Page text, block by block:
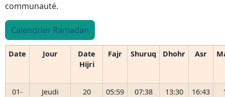
communauté.
Calendrier Ramadan
Date Jour
Date
Hijri
Fajr Shuruq Dhohr Asr
01-
Jeudi
20
05:59 07:38 13:30 16:43